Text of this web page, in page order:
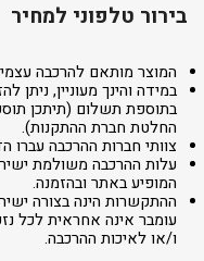
בירור טלפוני למחיר
המוצר מותאם להרכבה
במידה והינך מעוניין, ניתן
בתוספת תשלום (תיתכן
החלטת חברת ההתקנות).
צוותי חברות ההרכבה עברו
עלות ההרכבה משולמת
המופיע באתר ובהזמנה.
ההתקשרות הינה בצורה
עומבר אינה אחראית לכל
ו/או לאיכות ההרכבה.